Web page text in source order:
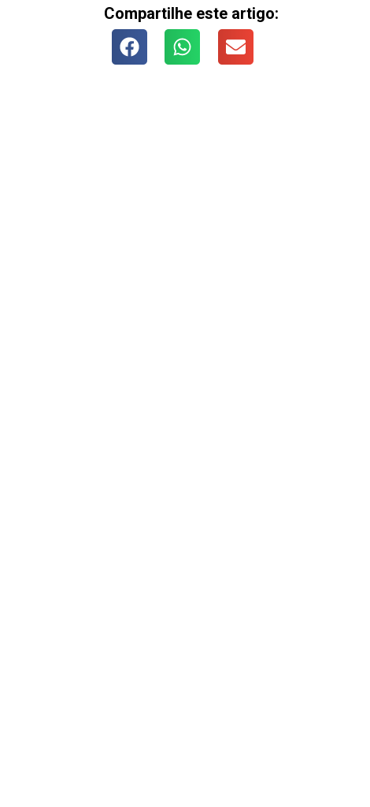
Compartilhe este artigo: